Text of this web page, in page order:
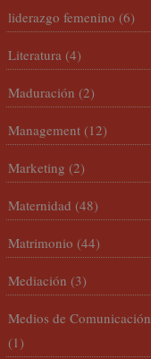
liderazgo femenino (6)
Literatura (4)
Maduración (2)
Management (12)
Marketing (2)
Maternidad (48)
Matrimonio (44)
Mediación (3)
Medios de Comunicación
(1)